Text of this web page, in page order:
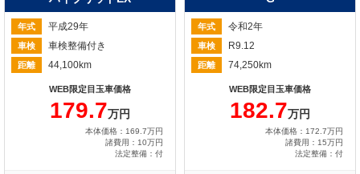
年式 平成29年
車検 車検整備付き
距離 44,100km
WEB限定目玉車価格
179.7万円
本体価格：169.7万円
諸費用：10万円
法定整備：付
年式 令和2年
車検 R9.12
距離 74,250km
WEB限定目玉車価格
182.7万円
本体価格：172.7万円
諸費用：15万円
法定整備：付